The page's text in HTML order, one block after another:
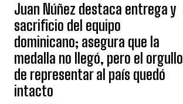
Juan Núñez destaca entrega y
sacrificio del equipo
dominicano; asegura que la
medalla no llegó, pero el orgullo
de representar al país quedó
intacto